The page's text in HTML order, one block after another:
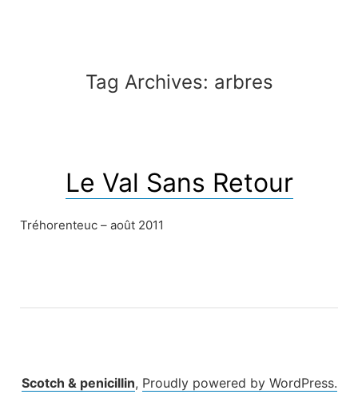
Tag Archives: arbres
Le Val Sans Retour
Tréhorenteuc – août 2011
Scotch & penicillin, Proudly powered by WordPress.